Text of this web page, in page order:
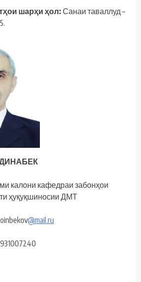
ҳои шарҳи ҳол: Санаи таваллуд –
калони кафедраи забонҳои
ҳуқуқшиносии ДМТ
@mail.ru